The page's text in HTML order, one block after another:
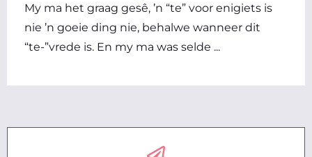
My ma het graag gesê, ’n “te” voor enigiets is
nie ’n goeie ding nie, behalwe wanneer dit
“te-”vrede is. En my ma was selde ...